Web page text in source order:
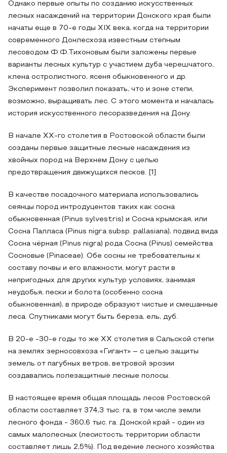
Однако первые опыты по созданию искусственных
лесных насаждений на территории Донского края были
начаты еще в 70-е годы ХIХ века, когда на территории
современного Донлесхоза известным степным
лесоводом Ф.Ф.Тихоновым были заложены первые
варианты лесных культур с участием дуба черешчатого,
клена остролистного, ясеня обыкновенного и др.
Эксперимент позволил показать, что и зоне степи,
возможно, выращивать лес. С этого момента и началась
история искусственного лесоразведения на Дону.
В начале ХХ-го столетия в Ростовской области были
созданы первые защитные лесные насаждения из
хвойных пород на Верхнем Дону с целью
предотвращения движущихся песков. [1]
В качестве посадочного материала использовались
сеянцы пород интродуцентов таких как сосна
обыкновенная (Pinus sylvestris) и Сосна крымская, или
Сосна Палласа (Pinus nigra subsp. pallasiana), подвид вида
Сосна чёрная (Pinus nigra) рода Сосна (Pinus) семейства
Сосновые (Pinaceae). Обе сосны не требовательны к
составу почвы и его влажности, могут расти в
непригодных для других культур условиях, занимая
неудобья, пески и болота (особенно сосна
обыкновенная), в природе образуют чистые и смешанные
леса. Спутниками могут быть береза, ель, дуб.
В 20-е -30-е годы то же ХХ столетия в Сальской степи
на землях зерносовхоза «Гигант» – с целью защиты
земель от пагубных ветров, ветровой эрозии
создавались полезащитные лесные полосы.
В настоящее время общая площадь лесов Ростовской
области составляет 374,3 тыс. га, в том числе земли
лесного фонда - 360,6 тыс. га. Донской край - один из
самых малолесных (лесистость территории области
составляет лишь 2,5%). Под ведение лесного хозяйства